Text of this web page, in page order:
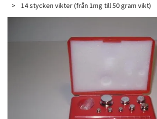
14 stycken vikter (från 1mg till 50 gram vikt)